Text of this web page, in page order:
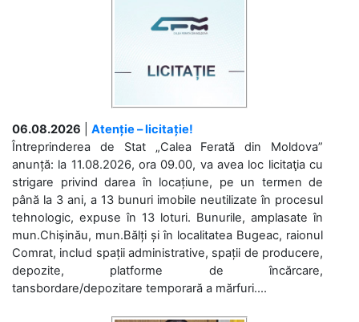
06.08.2026
Atenție – licitație!
Întreprinderea de Stat „Calea Ferată din Moldova”
anunță: la 11.08.2026, ora 09.00, va avea loc licitaţia cu
strigare privind darea în locațiune, pe un termen de
până la 3 ani, a 13 bunuri imobile neutilizate în procesul
tehnologic, expuse în 13 loturi. Bunurile, amplasate în
mun.Chișinău, mun.Bălți și în localitatea Bugeac, raionul
Comrat, includ spații administrative, spații de producere,
depozite, platforme de încărcare,
tansbordare/depozitare temporară a mărfuri....